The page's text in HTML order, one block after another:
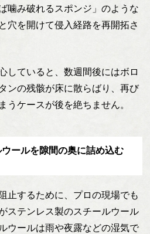
噛み破れるスポンジ」のような
穴を開けて侵入経路を再開拓さ
していると、数週間後にはボロ
ンの残骸が床に散らばり、再び
うケースが後を絶ちません。
ールを隙間の奥に詰め込む
止するために、プロの現場でも
ステンレス製のスチールウール
ウールは雨や夜露などの湿気で